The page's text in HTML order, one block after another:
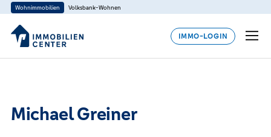
Wohnimmobilien Volksbank-Wohnen
IMMO-LOGIN
Michael Greiner